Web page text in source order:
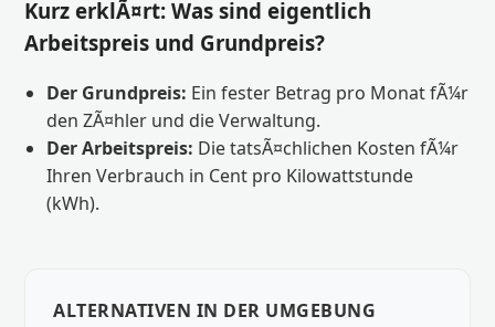
Kurz erklÃ¤rt: Was sind eigentlich
Arbeitspreis und Grundpreis?
Der Grundpreis: Ein fester Betrag pro Monat fÃ¼r
den ZÃ¤hler und die Verwaltung.
Der Arbeitspreis: Die tatsÃ¤chlichen Kosten fÃ¼r
Ihren Verbrauch in Cent pro Kilowattstunde
(kWh).
ALTERNATIVEN IN DER UMGEBUNG